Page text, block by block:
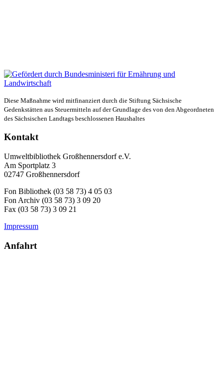
Diese Maßnahme wird mitfinanziert durch die Stiftung Sächsische
Gedenkstätten aus Steuermitteln auf der Grundlage des von den Abgeordneten
des Sächsischen Landtags beschlossenen Haushaltes
Kontakt
Umweltbibliothek Großhennersdorf e.V.
Am Sportplatz 3
02747 Großhennersdorf
Fon Bibliothek (03 58 73) 4 05 03
Fon Archiv (03 58 73) 3 09 20
Fax (03 58 73) 3 09 21
Impressum
Anfahrt